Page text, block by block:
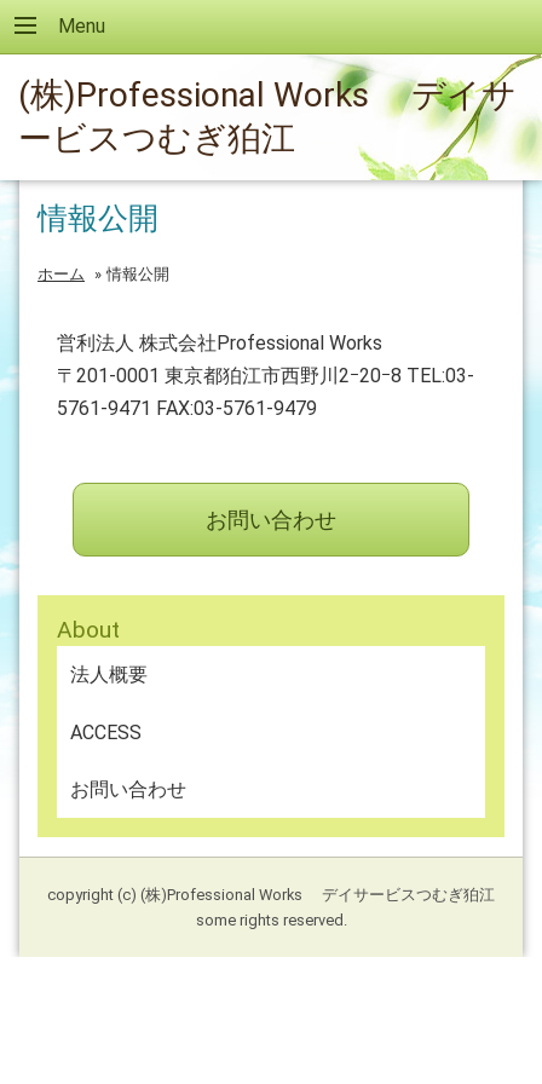
Menu
(株)Professional Works デイサ
ービスつむぎ狛江
情報公開
ホーム » 情報公開
営利法人 株式会社Professional Works
〒201-0001 東京都狛江市西野川2ｰ20ｰ8 TEL:03-
5761-9471 FAX:03-5761-9479
お問い合わせ
About
法人概要
ACCESS
お問い合わせ
copyright (c) (株)Professional Works デイサービスつむぎ狛江
some rights reserved.